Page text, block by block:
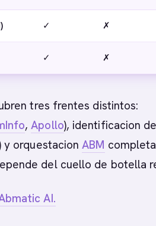
✓ ✗
✓ ✗
tres frentes distintos:
,Apollo), identificacion
y orquestacionABM completa
del cuello de botella
AI.